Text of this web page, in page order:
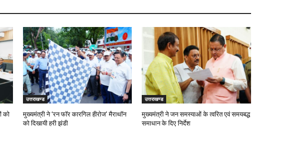
को
उत्तराखण्ड
मुख्यमंत्री ने ‘रन फॉर कारगिल हीरोज’ मैराथॉन
को दिखायी हरी झंडी
उत्तराखण्ड
मुख्यमंत्री ने जन समस्याओं के त्वरित एवं समयबद्ध
समाधान के दिए निर्देश